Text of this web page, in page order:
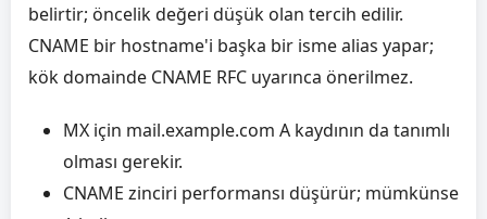
belirtir; öncelik değeri düşük olan tercih edilir.
CNAME bir hostname'i başka bir isme alias yapar;
kök domainde CNAME RFC uyarınca önerilmez.
MX için mail.example.com A kaydının da tanımlı
olması gerekir.
CNAME zinciri performansı düşürür; mümkünse